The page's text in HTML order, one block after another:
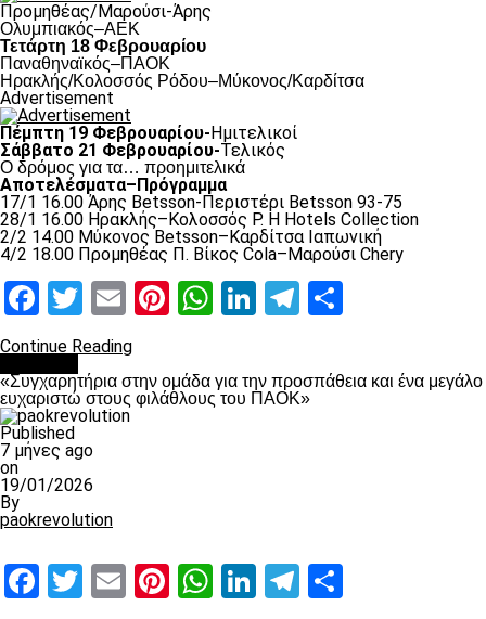
Προμηθέας/Μαρούσι-Άρης
Ολυμπιακός–ΑΕΚ
Τετάρτη 18 Φεβρουαρίου
Παναθηναϊκός–ΠΑΟΚ
Hρακλής/Κολοσσός Ρόδου–Μύκονος/Καρδίτσα
Advertisement
Πέμπτη 19 Φεβρουαρίου-Ημιτελικοί
Σάββατο 21 Φεβρουαρίου-Τελικός
Ο δρόμος για τα… προημιτελικά
Αποτελέσματα–Πρόγραμμα
17/1 16.00 Άρης Betsson-Περιστέρι Betsson 93-75
28/1 16.00 Ηρακλής–Κολοσσός Ρ. H Hotels Collection
2/2 14.00 Μύκονος Betsson–Καρδίτσα Ιαπωνική
4/2 18.00 Προμηθέας Π. Βίκος Cola–Μαρούσι Chery
Facebook
Twitter
EmailPinterest
WhatsApp
LinkedIn
Telegram
Continue Reading
«Συγχαρητήρια στην ομάδα για την προσπάθεια και ένα μεγάλο
ευχαριστώ στους φιλάθλους του ΠΑΟΚ»
Published
7 μήνες ago
on
19/01/2026
By
paokrevolution
Facebook
Twitter
EmailPinterest
WhatsApp
LinkedIn
Telegram